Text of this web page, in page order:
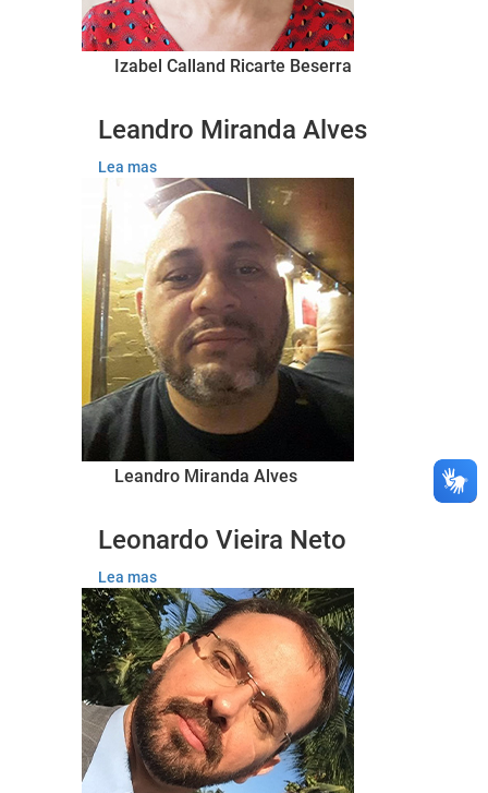
Izabel Calland Ricarte Beserra
Leandro Miranda Alves
Lea mas
Leandro Miranda Alves
Leonardo Vieira Neto
Lea mas